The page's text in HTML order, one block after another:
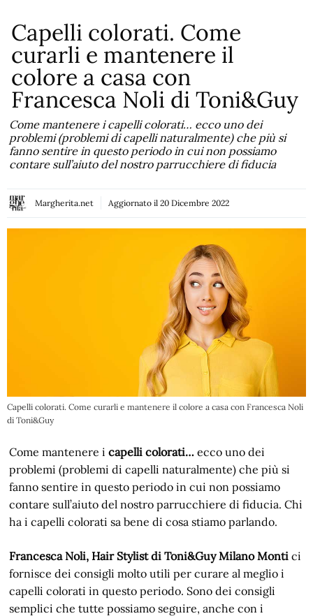
Capelli colorati. Come
curarli e mantenere il
colore a casa con
Francesca Noli di Toni&Guy
Come mantenere i capelli colorati… ecco uno dei
problemi (problemi di capelli naturalmente) che più si
fanno sentire in questo periodo in cui non possiamo
contare sull’aiuto del nostro parrucchiere di fiducia
Margherita.net Aggiornato il 20 Dicembre 2022
Capelli colorati. Come curarli e mantenere il colore a casa con Francesca Noli
di Toni&Guy
Come mantenere icapelli colorati… ecco uno dei
problemi (problemi di capelli naturalmente) che più si
fanno sentire in questo periodo in cui non possiamo
contare sull’aiuto del nostro parrucchiere di fiducia. Chi
ha i capelli colorati sa bene di cosa stiamo parlando.
Francesca Noli, Hair Stylist di Toni&Guy Milano Monti ci
fornisce dei consigli molto utili per curare al meglio i
capelli colorati in questo periodo. Sono dei consigli
semplici che tutte possiamo seguire, anche con i